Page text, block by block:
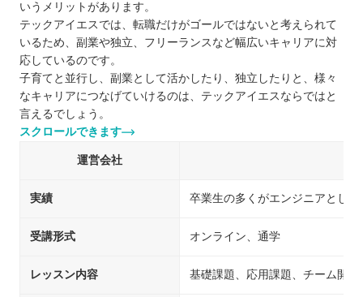
いうメリットがあります。
テックアイエスでは、転職だけがゴールではないと考えられて
いるため、副業や独立、フリーランスなど幅広いキャリアに対
応しているのです。
子育てと並行し、副業として活かしたり、独立したりと、様々
なキャリアにつなげていけるのは、テックアイエスならではと
言えるでしょう。
スクロールできます
運営会社
実績 卒業生の多くがエンジニアとして
受講形式 オンライン、通学
レッスン内容 基礎課題、応用課題、チーム開発